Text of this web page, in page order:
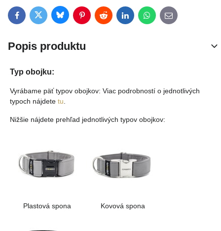
FacebookTwitterBlueskyPinterestRedditLinkedInWhatsApp
E-mail
Popis produktu
Typ obojku:
Vyrábame päť typov obojkov: Viac podrobností o jednotlivých
typoch nájdete tu
Nižšie nájdete prehľad jednotlivých typov obojkov:
Plastová spona Kovová spona